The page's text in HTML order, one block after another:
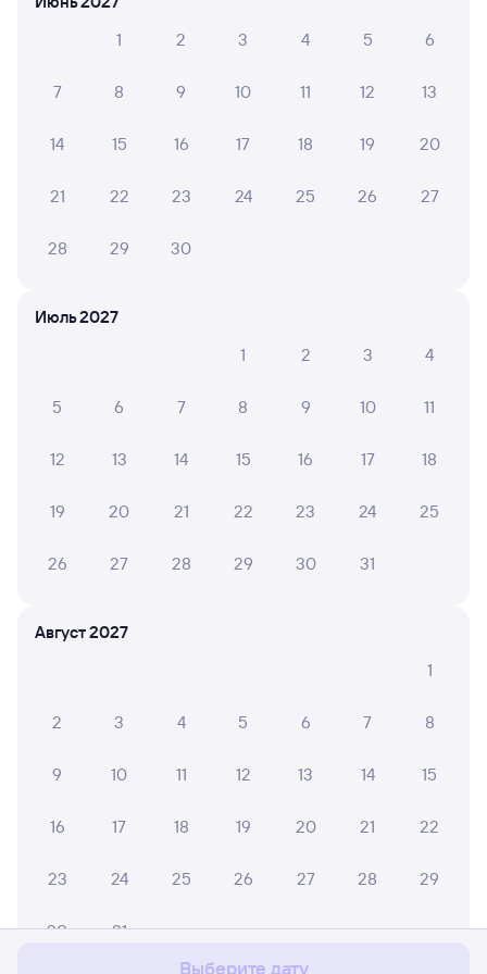
Вокзал Великие Луки
Мы используем cookies для более удобной работы
1
2 3 4 5 6
7 8 9 10 11 12 13
14 15 16 17 18 19 20
21 22 23 24 25 26 27
28 29 30
Июль 2027
1
2 3 4
5 6 7 8 9 10 11
12 13 14 15 16 17 18
19 20 21 22 23 24 25
26 27 28 29 30 31
Август 2027
1
2 3 4 5 6 7 8
9 10 11 12 13 14 15
16 17 18 19 20 21 22
23 24 25 26 27 28 29
30 31
Выберите дату